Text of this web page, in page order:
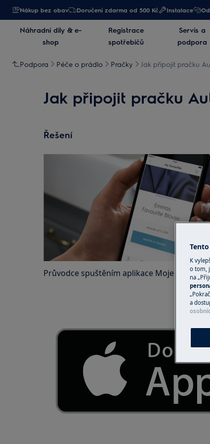
Nákup bez obav Doručení zdarma od 500 Kč Instalace
Náhradní díly & e-
shop
Registrace
spotřebičů
Servis a
podpora
Podpora Péče o prádlo Pračky Jak připojit pračku
Jak připojit pračku
Řešení
Průvodce spuštěním aplikace Moje
K
o tom,
na
a